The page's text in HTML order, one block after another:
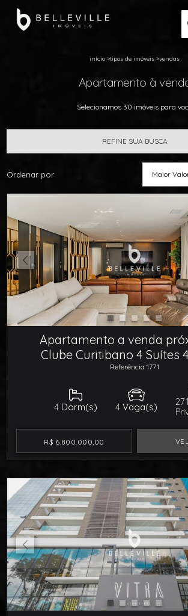
início >tipos de imóveis >vendas
Apartamento à
Selecionamos 30 imóveis para
REFINE SUA BUSCA
Ordenar por Maior
Apartamento a venda
Clube Curitibano 4 Suítes
Referência 1771
4 Dorm(s) 4 Vaga(s)
R$ 6.800.000,00